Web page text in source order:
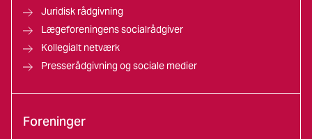
Juridisk rådgivning
Lægeforeningens socialrådgiver
Kollegialt netværk
Presserådgivning og sociale medier
Foreninger